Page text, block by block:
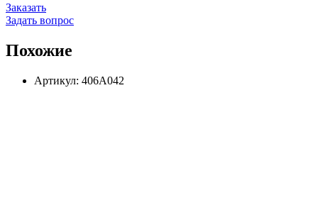
Заказать
Задать вопрос
Похожие
Артикул: 406А042